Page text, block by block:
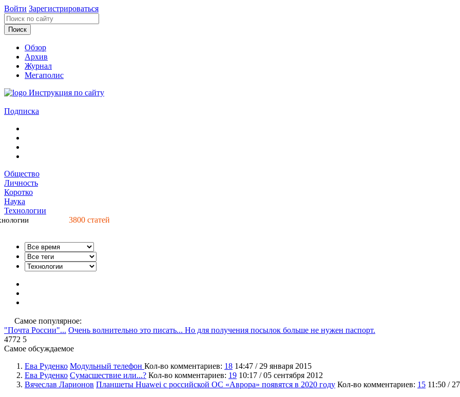
Войти Зарегистрироваться
Обзор
Архив
Журнал
Мегаполис
Инструкция по сайту
Подписка
Общество
Личность
Коротко
Наука
Технологии
3800 статей
Самое популярное:
"Почта России"... Очень волнительно это писать... Но для получения посылок больше не нужен паспорт.
4772 5
Самое обсуждаемое
Ева Руденко Модульный телефон Кол-во комментариев: 18 14:47 / 29 января 2015
Ева Руденко Сумасшествие или...? Кол-во комментариев: 19 10:17 / 05 сентября 2012
Вячеслав Ларионов Планшеты Huawei с российской ОС «Аврора» появятся в 2020 году Кол-во комментариев: 15 11:50 /